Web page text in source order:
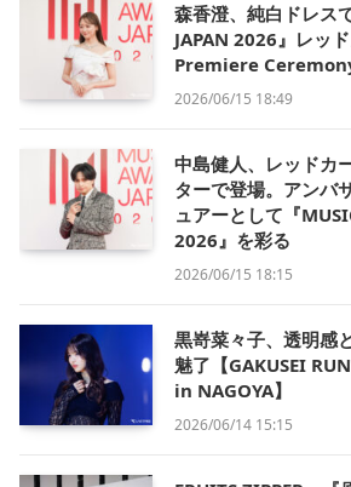
森香澄、純白ドレス
JAPAN 2026』レッ
Premiere
2026/06/15 18:49
中島健人、レッドカ
ターで登場。アンバ
ュアーとして『
2026』を彩る
2026/06/15 18:15
黒嵜菜々子、透明感
魅了【GAKUSEI
in NAGOYA】
2026/06/14 15:15